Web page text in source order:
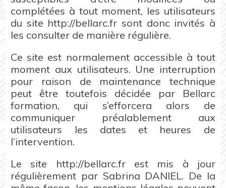
complétées à tout moment, les utilisateurs
du site http://bellarc.fr sont donc invités à
les consulter de manière régulière.
Ce site est normalement accessible à tout
moment aux utilisateurs. Une interruption
pour raison de maintenance technique
peut être toutefois décidée par Bellarc
formation, qui s’efforcera alors de
communiquer préalablement aux
utilisateurs les dates et heures de
l’intervention.
Le site http://bellarc.fr est mis à jour
régulièrement par Sabrina DANIEL. De la